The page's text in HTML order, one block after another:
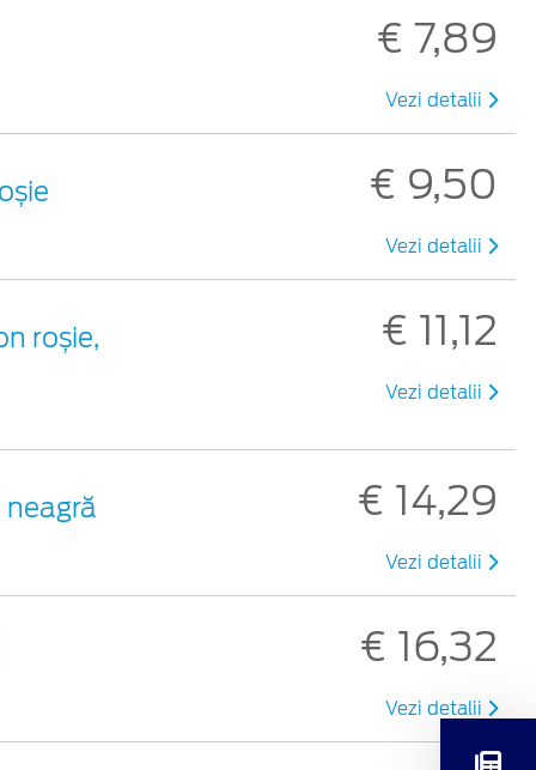
€ 7,89
Vezi detalii
€ 9,50
Vezi detalii
roșie,
€ 11,12
Vezi detalii
€ 14,29
Vezi detalii
€ 16,32
Vezi detalii